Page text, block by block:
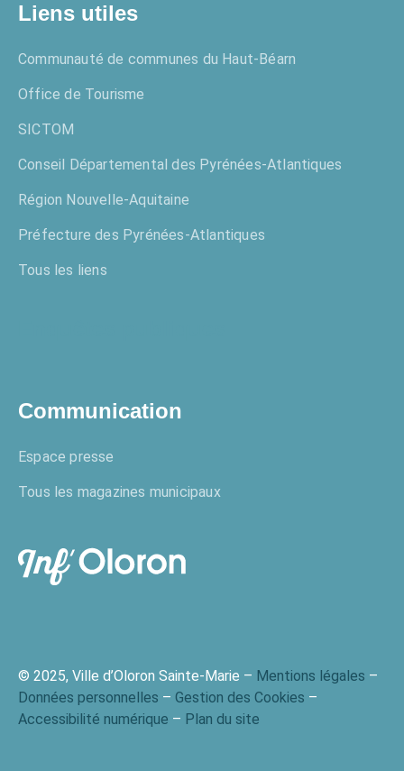
Liens utiles
Communauté de communes du Haut-Béarn
Office de Tourisme
SICTOM
Conseil Départemental des Pyrénées-Atlantiques
Région Nouvelle-Aquitaine
Préfecture des Pyrénées-Atlantiques
Tous les liens
Communication
Espace presse
Tous les magazines municipaux
© 2025, Ville d’Oloron Sainte-Marie – Mentions légales –
Données personnelles – Gestion des Cookies –
Accessibilité numérique – Plan du site